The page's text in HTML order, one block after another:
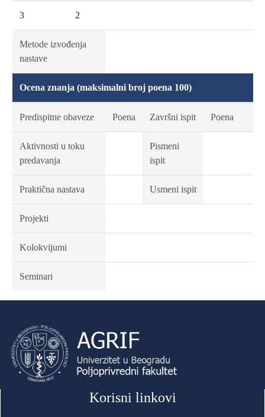
3 2
Metode izvođenja
nastave
Ocena znanja (maksimalni broj poena 100)
Predispitne obaveze Poena Završni ispit Poena
Aktivnosti u toku
predavanja
Pismeni
ispit
Praktična nastava Usmeni ispit
Projekti
Kolokvijumi
Seminari
Korisni linkovi